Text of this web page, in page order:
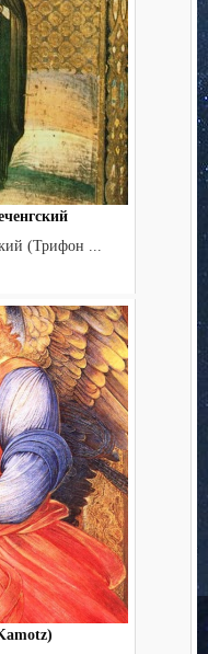
(Трифон ...